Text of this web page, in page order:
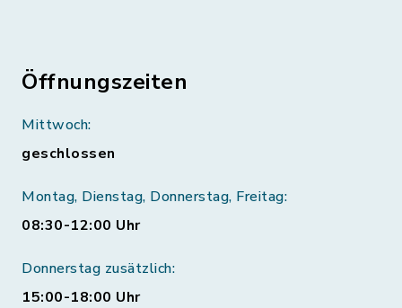
Öffnungszeiten
Mittwoch:
geschlossen
Montag, Dienstag, Donnerstag, Freitag:
08:30-12:00 Uhr
Donnerstag zusätzlich:
15:00-18:00 Uhr